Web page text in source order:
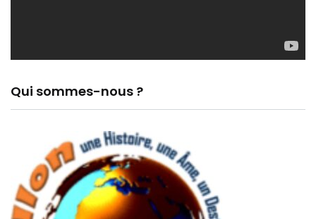
Qui sommes-nous ?